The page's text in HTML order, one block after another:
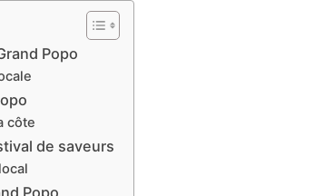
Popo
côte
de saveurs